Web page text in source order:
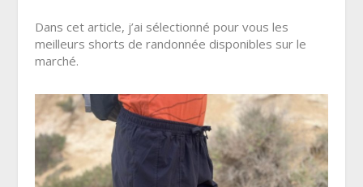
Dans cet article, j’ai sélectionné pour vous les
meilleurs shorts de randonnée disponibles sur le
marché.